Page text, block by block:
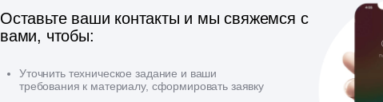
Оставьте ваши контакты и мы свяжемся с
вами, чтобы:
Уточнить техническое задание и ваши
требования к материалу, сформировать заявку